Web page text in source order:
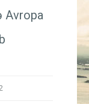
Azərbaycan
Avropa